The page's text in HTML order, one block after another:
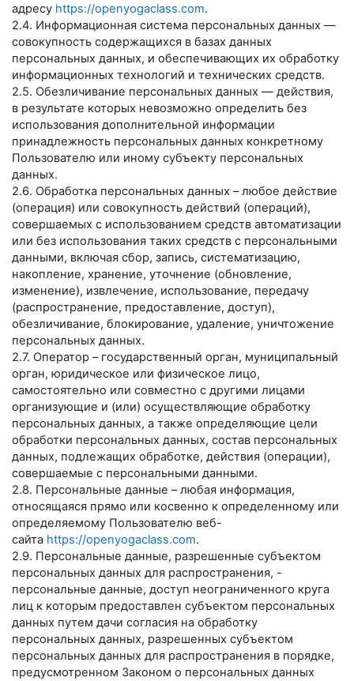
адресу https://openyogaclass.com.
2.4. Информационная система персональных данных —
совокупность содержащихся в базах данных
персональных данных, и обеспечивающих их обработку
информационных технологий и технических средств.
2.5. Обезличивание персональных данных — действия,
в результате которых невозможно определить без
использования дополнительной информации
принадлежность персональных данных конкретному
Пользователю или иному субъекту персональных
данных.
2.6. Обработка персональных данных – любое действие
(операция) или совокупность действий (операций),
совершаемых с использованием средств автоматизации
или без использования таких средств с персональными
данными, включая сбор, запись, систематизацию,
накопление, хранение, уточнение (обновление,
изменение), извлечение, использование, передачу
(распространение, предоставление, доступ),
обезличивание, блокирование, удаление, уничтожение
персональных данных.
2.7. Оператор – государственный орган, муниципальный
орган, юридическое или физическое лицо,
самостоятельно или совместно с другими лицами
организующие и (или) осуществляющие обработку
персональных данных, а также определяющие цели
обработки персональных данных, состав персональных
данных, подлежащих обработке, действия (операции),
совершаемые с персональными данными.
2.8. Персональные данные – любая информация,
относящаяся прямо или косвенно к определенному или
определяемому Пользователю веб-
сайта https://openyogaclass.com.
2.9. Персональные данные, разрешенные субъектом
персональных данных для распространения, -
персональные данные, доступ неограниченного круга
лиц к которым предоставлен субъектом персональных
данных путем дачи согласия на обработку
персональных данных, разрешенных субъектом
персональных данных для распространения в порядке,
предусмотренном Законом о персональных данных